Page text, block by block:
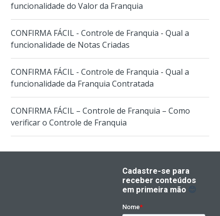
funcionalidade do Valor da Franquia
CONFIRMA FÁCIL - Controle de Franquia - Qual a
funcionalidade de Notas Criadas
CONFIRMA FÁCIL - Controle de Franquia - Qual a
funcionalidade da Franquia Contratada
CONFIRMA FÁCIL – Controle de Franquia – Como
verificar o Controle de Franquia